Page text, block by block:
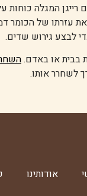
השדים מספר על נערה בת
עזרתו של
לבצע גירוש שדים.
בבית או באדם.
לשחרר אותו.
אודותינו